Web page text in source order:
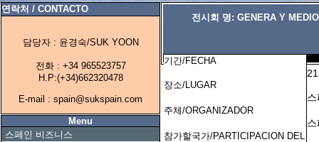
연락처 / CONTACTO
담당자 : 윤경숙/SUK YOON
전화 : +34 965523757
H.P:(+34)662320478
E-mail : spain@sukspain.com
Menu
스페인 비즈니스
전시회 명: GENERA Y
기간/FECHA
장소/LUGAR
주체/ORGANIZADOR
참가할국가/PARTICIPACION DEL